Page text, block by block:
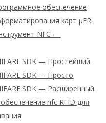
обеспечение
карт μFR
NFC —
SDK — Простейший
SDK — Просто
SDK — Расширенный
nfc RFID для